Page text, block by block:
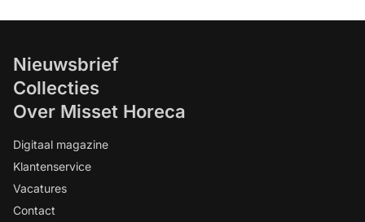
Nieuwsbrief
Collecties
Over Misset Horeca
Digitaal magazine
Klantenservice
Vacatures
Contact